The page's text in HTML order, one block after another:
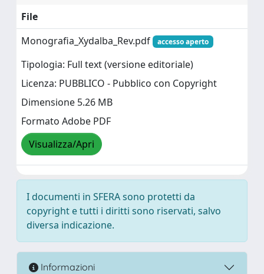
File
Monografia_Xydalba_Rev.pdf
accesso aperto
Tipologia: Full text (versione editoriale)
Licenza: PUBBLICO - Pubblico con Copyright
Dimensione 5.26 MB
Formato Adobe PDF
Visualizza/Apri
I documenti in SFERA sono protetti da
copyright e tutti i diritti sono riservati, salvo
diversa indicazione.
Informazioni